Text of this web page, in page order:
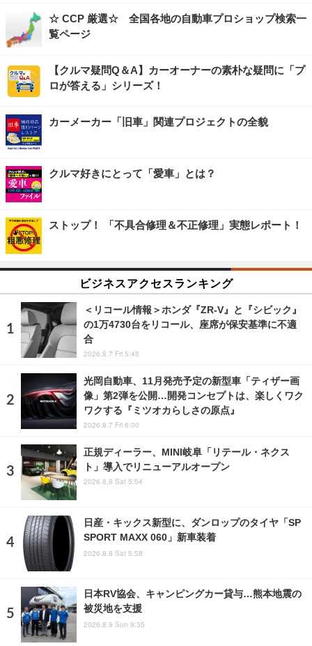
☆ CCP 厳選☆ 全国各地の自動車プロショップ検索一
覧ページ
【クルマ疑問Q＆A】カーオーナーの素朴な疑問に「プ
ロが答える」シリーズ！
カーメーカー「旧車」関連プロジェクトの全貌
クルマ好きにとって「愛車」とは？
ストップ！ 「不具合修理＆不正修理」実態レポート！
ビジネスアクセスランキング
＜リコール情報＞ホンダ『ZR-V』と『シビック』
の1万4730台をリコール、座席が保安基準に不適
合
2026.8.7 Fri 5:45
光岡自動車、11月発売予定の新型車「ティザー画
像」第2弾を公開…開発コンセプトは、楽しくワク
ワクする『ミツオカらしさの原点』
2026.8.7 Fri 6:00
正規ディーラー、MINI岐阜「リテール・ネクス
ト」導入でリニューアルオープン
2026.8.8 Sat 5:54
日産・キックス新型に、ダンロップのタイヤ「SP
SPORT MAXX 060」新車装着
2026.8.8 Sat 5:58
日本RV協会、キャンピングカー貸与…熊本地震の
被災地を支援
2026.8.9 Sun 9:35